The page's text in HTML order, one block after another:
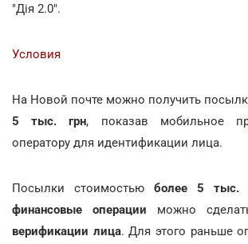
"Дія 2.0".
Условия
На Новой почте можно получить
5 тыс. грн, показав мобильное
оператору для идентификации лица.
Посылки стоимостью более 5 тыс.
финансовые операции можно
верификации лица. Для этого раньше